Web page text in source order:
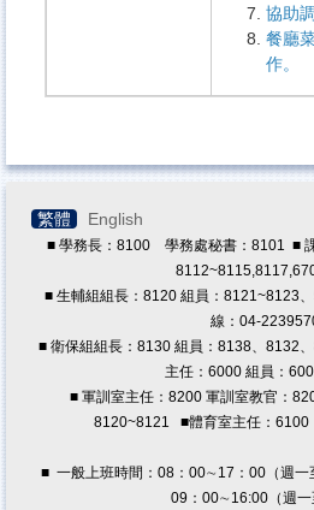
協助
餐廳
作。
繁體 English
■ 學務長：8100 學務處秘書：8101 ■
■ 生輔組組長：8120 組員：8121~8123
線：04-
■ 衛保組組長：8130 組員：8138、8132
主任：6000 組員：
■ 軍訓室主任：8200 軍訓室教官：
8120~8121
■體育室主任：
■ 一般上班時間：08：00∼17：00（週一
09：00∼16:00（週一